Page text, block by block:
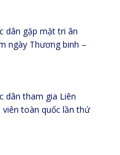
dân gặp mặt tri ân
ngày Thương binh –
dân tham gia Liên
toàn quốc lần thứ